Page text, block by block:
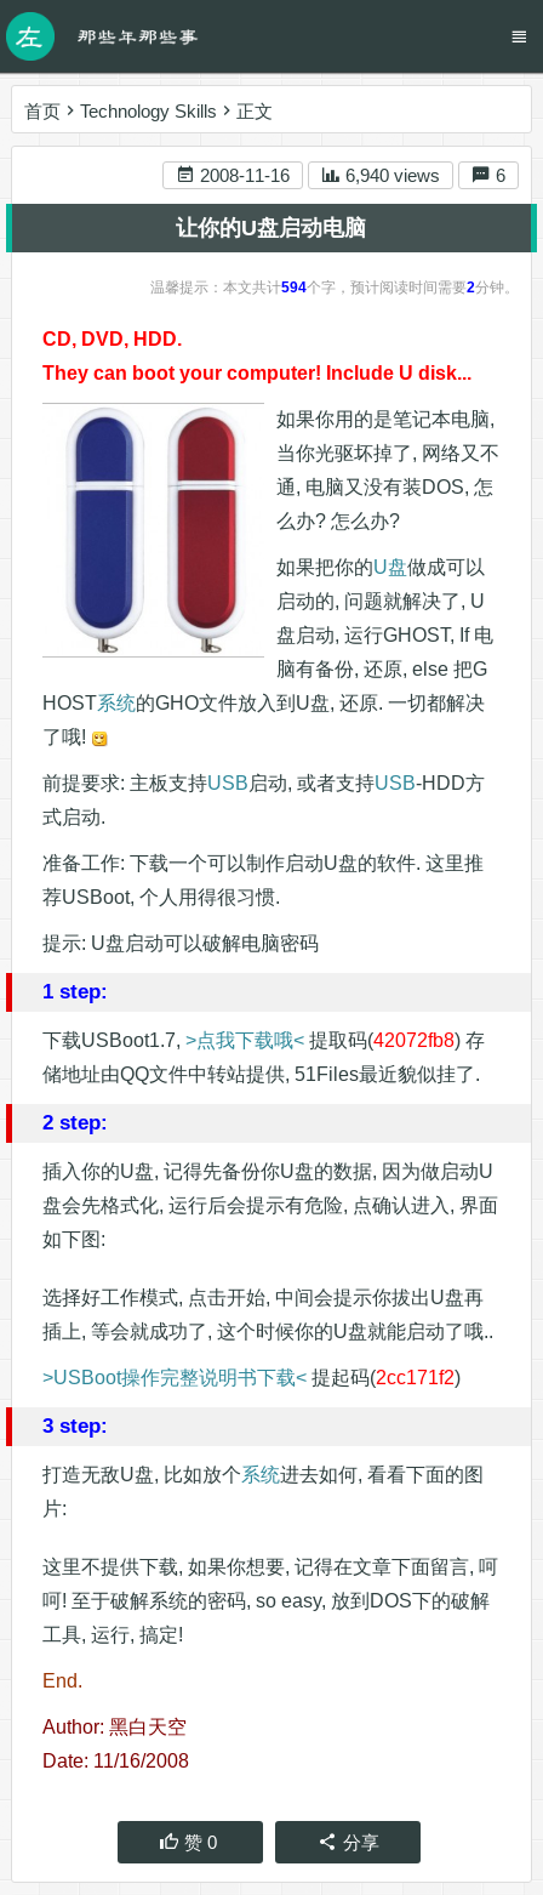
首页 Technology Skills 正文
2008-11-16 6,940 views 6
让你的U盘启动电脑
温馨提示：本文共计594个字，预计阅读时间需要2分钟。
CD, DVD, HDD.
They can boot your computer! Include U disk...
如果你用的是笔记本电脑,
当你光驱坏掉了, 网络又不
通, 电脑又没有装DOS, 怎
么办? 怎么办?
如果把你的U盘做成可以
启动的, 问题就解决了, U
盘启动, 运行GHOST, If 电
脑有备份, 还原, else 把G
HOST系统的GHO文件放入到U盘, 还原. 一切都解决
了哦!
前提要求: 主板支持USB 启动, 或者支持USB-HDD方
式启动.
准备工作: 下载一个可以制作启动U盘的软件. 这里推
荐USBoot, 个人用得很习惯.
提示: U盘启动可以破解电脑密码
1 step:
下载USBoot1.7, >点我下载哦<提取码(42072fb8) 存
储地址由QQ文件中转站提供, 51Files最近貌似挂了.
2 step:
插入你的U盘, 记得先备份你U盘的数据, 因为做启动U
盘会先格式化, 运行后会提示有危险, 点确认进入, 界面
如下图:
选择好工作模式, 点击开始, 中间会提示你拔出U盘再
插上, 等会就成功了, 这个时候你的U盘就能启动了哦..
>USBoot操作完整说明书下载<提起码(2cc171f2)
3 step:
打造无敌U盘, 比如放个系统进去如何, 看看下面的图
片:
这里不提供下载, 如果你想要, 记得在文章下面留言, 呵
呵! 至于破解系统的密码, so easy, 放到DOS下的破解
工具, 运行, 搞定!
End.
Author: 黑白天空
Date: 11/16/2008
赞 0 分享